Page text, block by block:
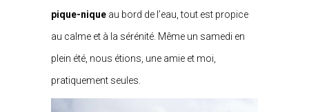
pique-nique au bord de l’eau, tout est propice
au calme et à la sérénité. Même un samedi en
plein été, nous étions, une amie et moi,
pratiquement seules.